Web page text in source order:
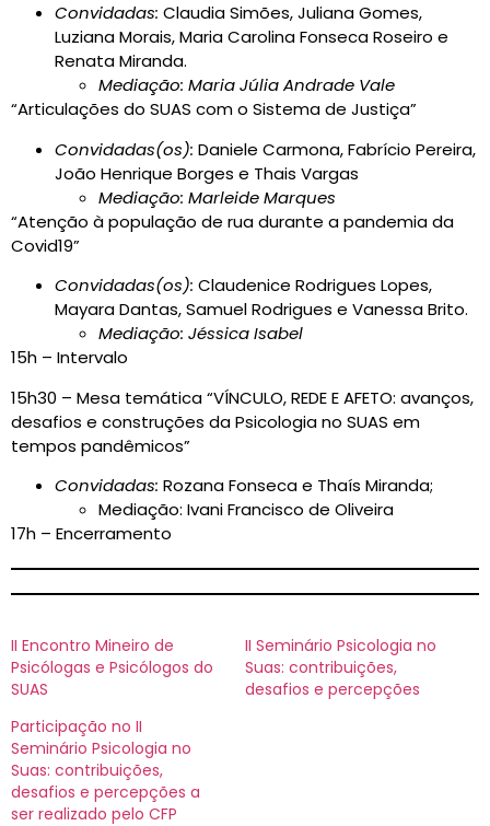
Convidadas: Claudia Simões, Juliana Gomes,
Luziana Morais, Maria Carolina Fonseca Roseiro e
Renata Miranda.
Mediação: Maria Júlia Andrade Vale
“Articulações do SUAS com o Sistema de Justiça”
Convidadas(os): Daniele Carmona, Fabrício Pereira,
João Henrique Borges e Thais Vargas
Mediação: Marleide Marques
“Atenção à população de rua durante a pandemia da
Covid19”
Convidadas(os): Claudenice Rodrigues Lopes,
Mayara Dantas, Samuel Rodrigues e Vanessa Brito.
Mediação: Jéssica Isabel
15h – Intervalo
15h30 – Mesa temática “VÍNCULO, REDE E AFETO: avanços,
desafios e construções da Psicologia no SUAS em
tempos pandêmicos”
Convidadas: Rozana Fonseca e Thaís Miranda;
Mediação: Ivani Francisco de Oliveira
17h – Encerramento
II Encontro Mineiro de
Psicólogas e Psicólogos do
SUAS
II Seminário Psicologia no
Suas: contribuições,
desafios e percepções
Participação no II
Seminário Psicologia no
Suas: contribuições,
desafios e percepções a
ser realizado pelo CFP